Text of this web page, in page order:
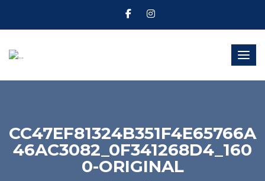
CC47EF81324B351F4E65766A
46AC3082_0F341268D4_160
0-ORIGINAL